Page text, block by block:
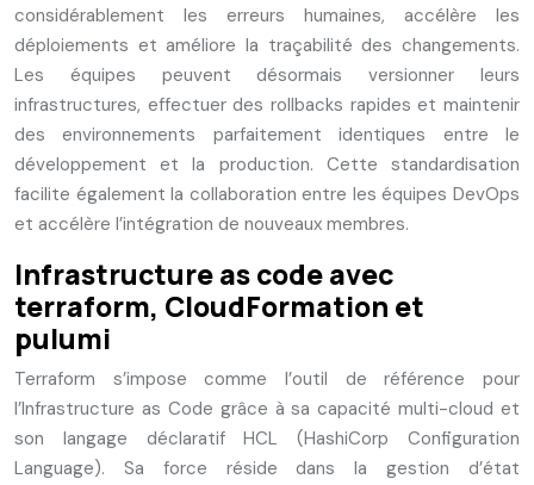
considérablement les erreurs humaines, accélère les
déploiements et améliore la traçabilité des changements.
Les équipes peuvent désormais versionner leurs
infrastructures, effectuer des rollbacks rapides et maintenir
des environnements parfaitement identiques entre le
développement et la production. Cette standardisation
facilite également la collaboration entre les équipes DevOps
et accélère l’intégration de nouveaux membres.
Infrastructure as code avec
terraform, CloudFormation et
pulumi
Terraform s’impose comme l’outil de référence pour
l’Infrastructure as Code grâce à sa capacité multi-cloud et
son langage déclaratif HCL (HashiCorp Configuration
Language). Sa force réside dans la gestion d’état